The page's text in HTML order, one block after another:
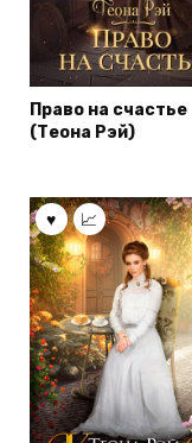
Право на счастье
(Теона Рэй)